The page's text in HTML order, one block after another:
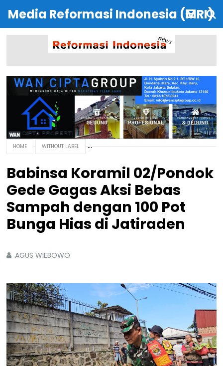
Media Reformasi Indonesia (MRI)
HOME WITHOUT LABEL
Babinsa Koramil 02/Pondok
Gede Gagas Aksi Bebas
Sampah dengan 100 Pot
Bunga Hias di Jatiraden
AGUS WIEBOWO